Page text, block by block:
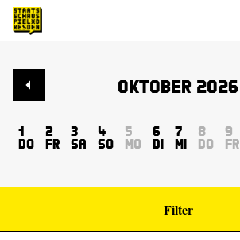
Oktober 2026
1
Do
2
Fr
3
Sa
4
So
5
Mo
6
Di
7
Mi
8
Do
9
Fr
Filter